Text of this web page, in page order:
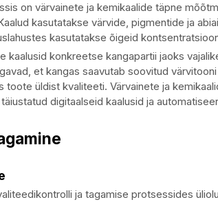
on värvainete ja kemikaalide täpne
kasutatakse värvide, pigmentide ja
kasutatakse õigeid
kaalusid konkreetse kangapartii jaoks
et kangas saavutab soovitud
toote üldist kvaliteeti. Värvainete ja
digitaalseid kaalusid ja
ja tagamise protsessides